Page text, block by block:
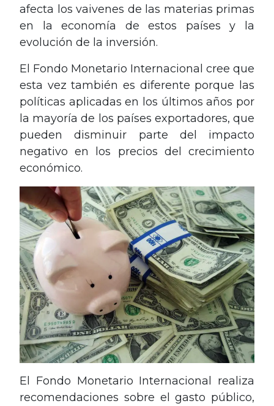
afecta los vaivenes de las materias primas
en la economía de estos países y la
evolución de la inversión.
El Fondo Monetario Internacional cree que
esta vez también es diferente porque las
políticas aplicadas en los últimos años por
la mayoría de los países exportadores, que
pueden disminuir parte del impacto
negativo en los precios del crecimiento
económico.
El Fondo Monetario Internacional realiza
recomendaciones sobre el gasto público,